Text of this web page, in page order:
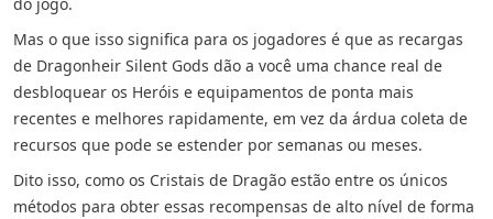
do jogo.
Mas o que isso significa para os jogadores é que as recargas
de Dragonheir Silent Gods dão a você uma chance real de
desbloquear os Heróis e equipamentos de ponta mais
recentes e melhores rapidamente, em vez da árdua coleta de
recursos que pode se estender por semanas ou meses.
Dito isso, como os Cristais de Dragão estão entre os únicos
métodos para obter essas recompensas de alto nível de forma